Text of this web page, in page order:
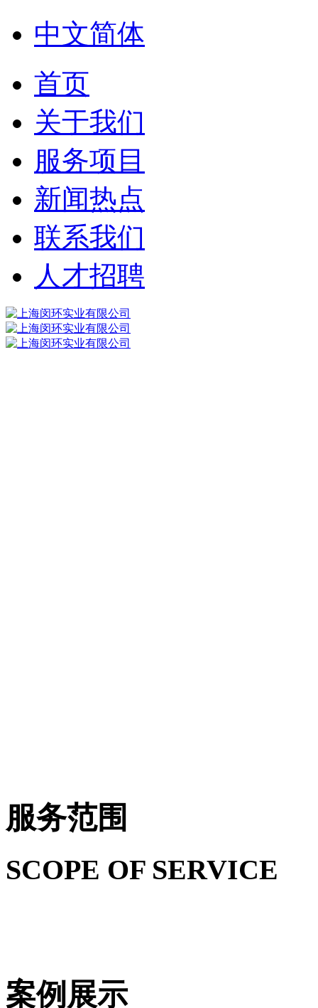
中文简体
首页
关于我们
服务项目
新闻热点
联系我们
人才招聘
服务范围
SCOPE OF SERVICE
案例展示